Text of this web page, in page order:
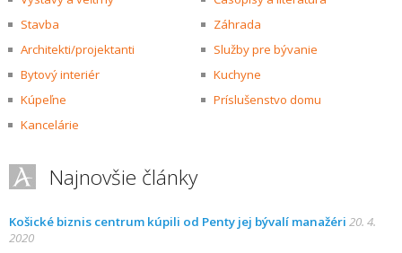
Stavba
Záhrada
Architekti/projektanti
Služby pre bývanie
Bytový interiér
Kuchyne
Kúpeľne
Príslušenstvo domu
Kancelárie
Najnovšie články
Košické biznis centrum kúpili od Penty jej bývalí manažéri 20. 4.
2020